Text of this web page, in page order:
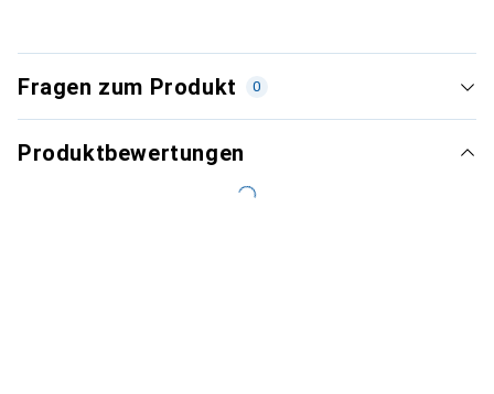
Fragen zum Produkt 0
Produktbewertungen